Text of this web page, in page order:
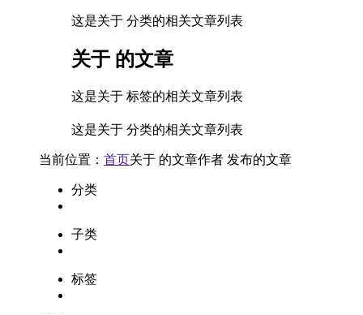
这是关于 分类的相关文章列表
关于 的文章
这是关于 标签的相关文章列表
这是关于 分类的相关文章列表
当前位置： 首页关于 的文章作者 发布的文章
分类
子类
标签